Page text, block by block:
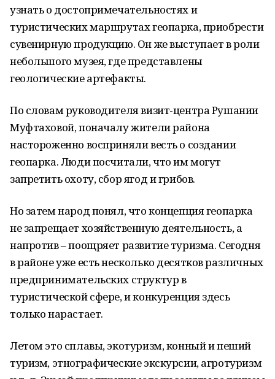
узнать о достопримечательностях и
туристических маршрутах геопарка, приобрести
сувенирную продукцию. Он же выступает в роли
небольшого музея, где представлены
геологические артефакты.
По словам руководителя визит-центра Рушании
Муфтаховой, поначалу жители района
настороженно восприняли весть о создании
геопарка. Люди посчитали, что им могут
запретить охоту, сбор ягод и грибов.
Но затем народ понял, что концепция геопарка
не запрещает хозяйственную деятельность, а
напротив – поощряет развитие туризма. Сегодня
в районе уже есть несколько десятков различных
предпринимательских структур в
туристической сфере, и конкуренция здесь
только нарастает.
Летом это сплавы, экотуризм, конный и пеший
туризм, этнографические экскурсии, агротуризм